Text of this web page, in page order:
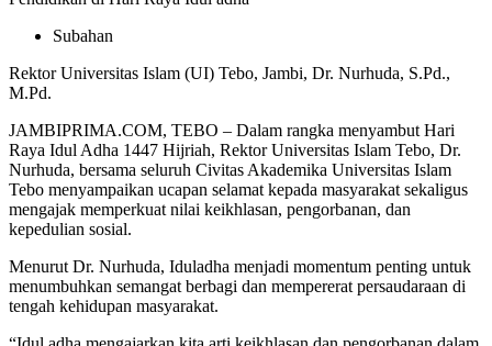
Subahan
Rektor Universitas Islam (UI) Tebo, Jambi, Dr. Nurhuda, S.Pd.,
M.Pd.
JAMBIPRIMA.COM, TEBO – Dalam rangka menyambut Hari
Raya Idul Adha 1447 Hijriah, Rektor Universitas Islam Tebo, Dr.
Nurhuda, bersama seluruh Civitas Akademika Universitas Islam
Tebo menyampaikan ucapan selamat kepada masyarakat sekaligus
mengajak memperkuat nilai keikhlasan, pengorbanan, dan
kepedulian sosial.
Menurut Dr. Nurhuda, Iduladha menjadi momentum penting untuk
menumbuhkan semangat berbagi dan mempererat persaudaraan di
tengah kehidupan masyarakat.